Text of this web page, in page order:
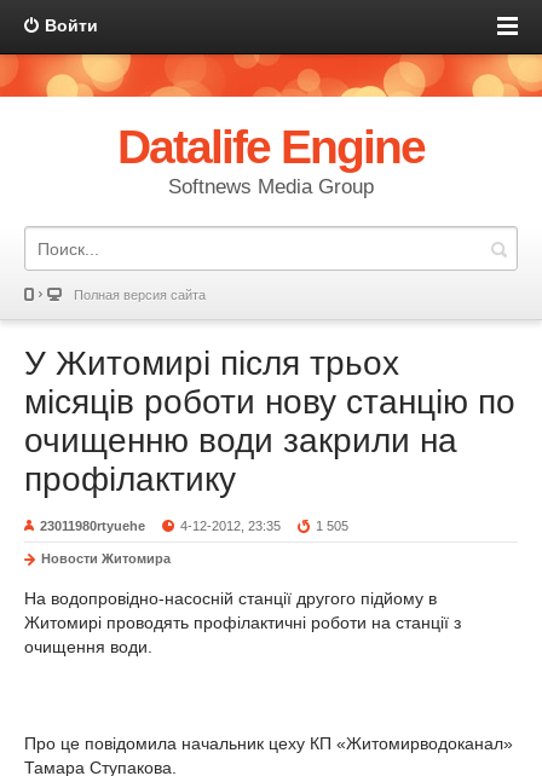
Войти
Datalife Engine
Softnews Media Group
Полная версия сайта
У Житомирі після трьох
місяців роботи нову станцію по
очищенню води закрили на
профілактику
23011980rtyuehe 4-12-2012, 23:35 1 505
Новости Житомира
На водопровідно-насосній станції другого підйому в
Житомирі проводять профілактичні роботи на станції з
очищення води.
Про це повідомила начальник цеху КП «Житомирводоканал»
Тамара Ступакова.